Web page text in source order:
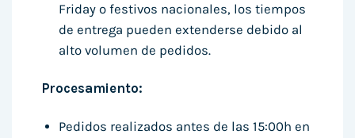
Friday o festivos nacionales, los tiempos
de entrega pueden extenderse debido al
alto volumen de pedidos.
Procesamiento:
Pedidos realizados antes de las 15:00h en